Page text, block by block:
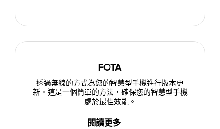
FOTA
透過無線的方式為您的智慧型手機進行版本更
新。這是一個簡單的方法，確保您的智慧型手機
處於最佳效能。
閱讀更多